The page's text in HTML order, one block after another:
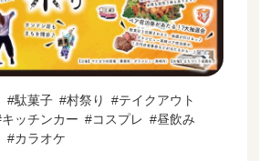
駄菓子 村祭り
テイクアウト
キッチンカー コスプレ
昼飲み
カラオケ